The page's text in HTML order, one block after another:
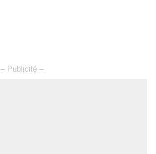
– Publicité –